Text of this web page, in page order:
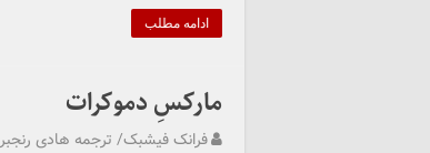
ادامه مطلب
مارکسِ دموکرات
فرانک فیشبک/ ترجمه هادی رنجبر